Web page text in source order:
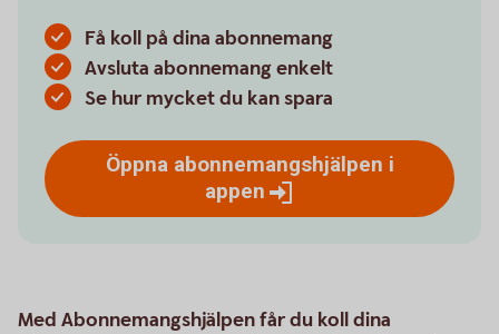
Få koll på dina abonnemang
Avsluta abonnemang enkelt
Se hur mycket du kan spara
Öppna abonnemangshjälpen i
appen
Med Abonnemangshjälpen får du koll dina